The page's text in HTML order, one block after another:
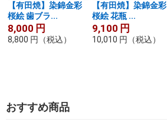
【有田焼】染錦金彩
桜絵 歯ブラ...
8,000 円
8,800 円 （税込）
【有田焼】染錦金彩
桜絵 花瓶 ...
9,100 円
10,010 円 （税込）
おすすめ商品